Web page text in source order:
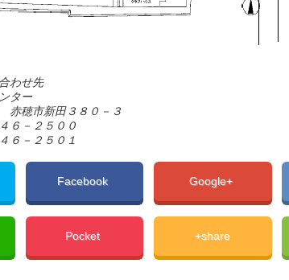
わせ先
ター
赤穂市新田３８０－３
６－２５００
６－２５０１
Facebook Google+
Pocket +share